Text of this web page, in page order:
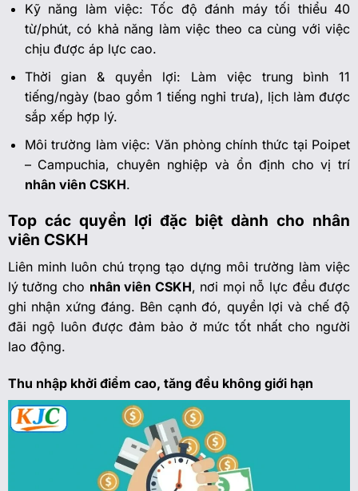
Kỹ năng làm việc: Tốc độ đánh máy tối thiểu 40
từ/phút, có khả năng làm việc theo ca cùng với việc
chịu được áp lực cao.
Thời gian & quyền lợi: Làm việc trung bình 11
tiếng/ngày (bao gồm 1 tiếng nghỉ trưa), lịch làm được
sắp xếp hợp lý.
Môi trường làm việc: Văn phòng chính thức tại Poipet
– Campuchia, chuyên nghiệp và ổn định cho vị trí
nhân viên CSKH.
Top các quyền lợi đặc biệt dành cho nhân
viên CSKH
Liên minh luôn chú trọng tạo dựng môi trường làm việc
lý tưởng cho nhân viên CSKH, nơi mọi nỗ lực đều được
ghi nhận xứng đáng. Bên cạnh đó, quyền lợi và chế độ
đãi ngộ luôn được đảm bảo ở mức tốt nhất cho người
lao động.
Thu nhập khởi điểm cao, tăng đều không giới hạn